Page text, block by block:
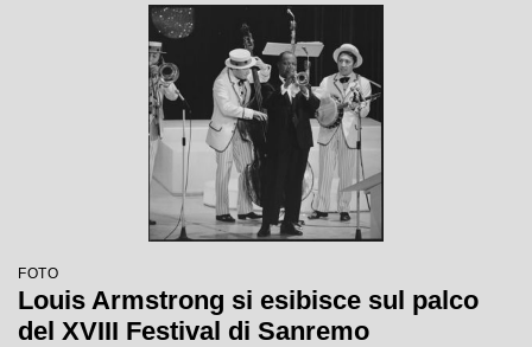
FOTO
Louis Armstrong si esibisce sul palco
del XVIII Festival di Sanremo